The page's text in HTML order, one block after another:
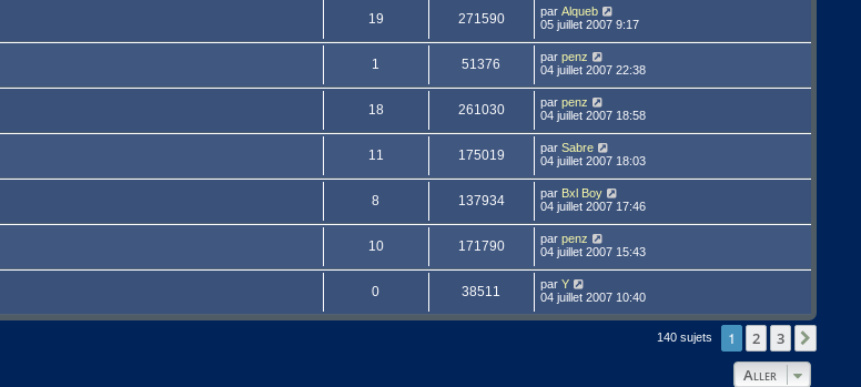
19 271590 par Alqueb
05 juillet 2007 9:17
1 51376 par penz
04 juillet 2007 22:38
18 261030 par penz
04 juillet 2007 18:58
11 175019 par Sabre
04 juillet 2007 18:03
8 137934 par Bxl Boy
04 juillet 2007 17:46
10 171790 par penz
04 juillet 2007 15:43
0 38511 par Y
04 juillet 2007 10:40
140 sujets 1 2 3
Aller